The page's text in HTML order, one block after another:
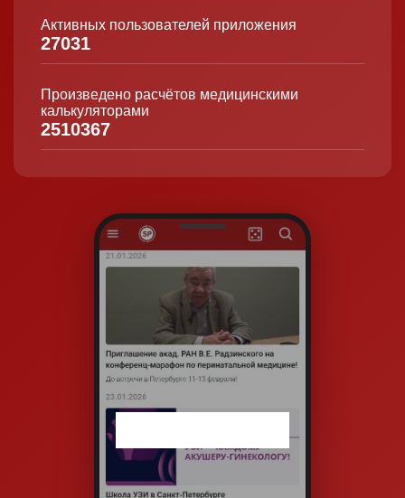
Активных пользователей приложения
27031
Произведено расчётов медицинскими
калькуляторами
2510367